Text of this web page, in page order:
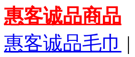
惠客诚品商品
惠客诚品毛巾 |